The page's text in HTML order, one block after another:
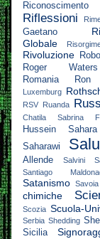
Riflessioni
Gaetano
Globale
Rivoluzione
Roger Waters
Romania
Ron
Luxemburg
RSV Ruanda
Chatila
Sabrina
Hussein
Saharawi
Allende
Salvini
Santiago
Satanismo Savoia
chimiche
Scozia Scuola-
Serbia Shedding Shell
Sicilia